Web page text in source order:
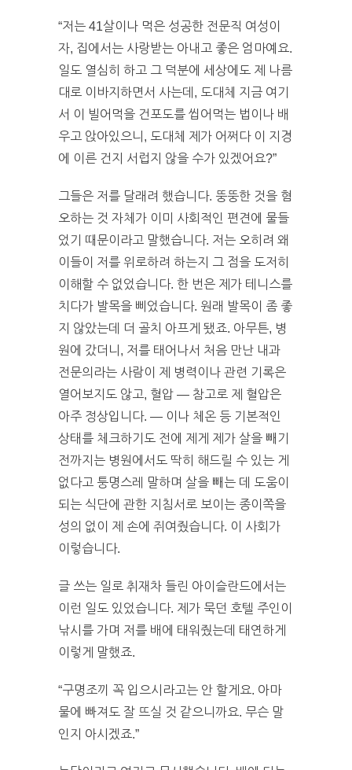
“저는 41살이나 먹은 성공한 전문직 여성이
자, 집에서는 사랑받는 아내고 좋은 엄마예요.
일도 열심히 하고 그 덕분에 세상에도 제 나름
대로 이바지하면서 사는데, 도대체 지금 여기
서 이 빌어먹을 건포도를 씹어먹는 법이나 배
우고 앉아있으니, 도대체 제가 어쩌다 이 지경
에 이른 건지 서럽지 않을 수가 있겠어요?”
그들은 저를 달래려 했습니다. 뚱뚱한 것을 혐
오하는 것 자체가 이미 사회적인 편견에 물들
었기 때문이라고 말했습니다. 저는 오히려 왜
이들이 저를 위로하려 하는지 그 점을 도저히
이해할 수 없었습니다. 한 번은 제가 테니스를
치다가 발목을 삐었습니다. 원래 발목이 좀 좋
지 않았는데 더 골치 아프게 됐죠. 아무튼, 병
원에 갔더니, 저를 태어나서 처음 만난 내과
전문의라는 사람이 제 병력이나 관련 기록은
열어보지도 않고, 혈압 — 참고로 제 혈압은
아주 정상입니다. — 이나 체온 등 기본적인
상태를 체크하기도 전에 제게 제가 살을 빼기
전까지는 병원에서도 딱히 해드릴 수 있는 게
없다고 퉁명스레 말하며 살을 빼는 데 도움이
되는 식단에 관한 지침서로 보이는 종이쪽을
성의 없이 제 손에 쥐여줬습니다. 이 사회가
이렇습니다.
글 쓰는 일로 취재차 들린 아이슬란드에서는
이런 일도 있었습니다. 제가 묵던 호텔 주인이
낚시를 가며 저를 배에 태워줬는데 태연하게
이렇게 말했죠.
“구명조끼 꼭 입으시라고는 안 할게요. 아마
물에 빠져도 잘 뜨실 것 같으니까요. 무슨 말
인지 아시겠죠.”